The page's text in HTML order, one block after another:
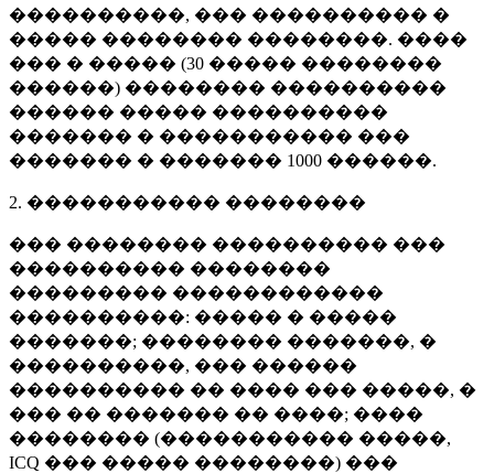
����������, ��� ���������� �
����� �������� ��������. ����
��� � ����� (30 ����� ��������
������) �������� ����������
������ ����� ����������
������� � ����������� ���
������� � ������� 1000 ������.
2. ����������� ��������
��� �������� ���������� ���
���������� ��������
��������� ������������
����������: ����� � �����
�������; �������� �������, �
����������, ��� ������
���������� �� ���� ��� �����, �
��� �� ������� �� ����; ����
�������� (����������� �����,
ICQ ��� ����� ��������) ���